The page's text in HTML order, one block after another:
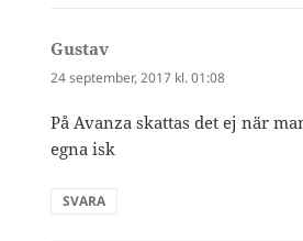
Gustav
24 september, 2017 kl. 01:08
På Avanza skattas det ej när
egna isk
SVARA